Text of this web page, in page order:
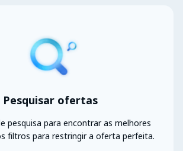
Pesquisar ofertas
pesquisa para encontrar as melhores
filtros para restringir a oferta perfeita.